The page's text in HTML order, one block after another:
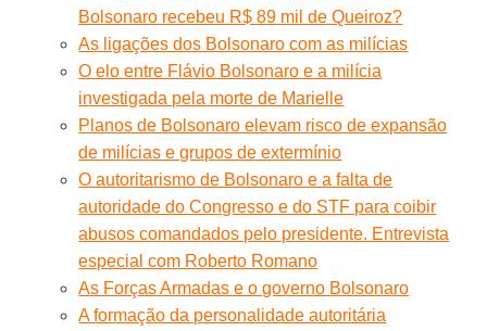
Bolsonaro recebeu R$ 89 mil de Queiroz?
As ligações dos Bolsonaro com as milícias
O elo entre Flávio Bolsonaro e a milícia
investigada pela morte de Marielle
Planos de Bolsonaro elevam risco de expansão
de milícias e grupos de extermínio
O autoritarismo de Bolsonaro e a falta de
autoridade do Congresso e do STF para coibir
abusos comandados pelo presidente. Entrevista
especial com Roberto Romano
As Forças Armadas e o governo Bolsonaro
A formação da personalidade autoritária